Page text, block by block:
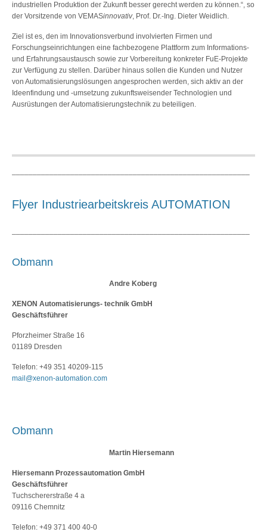
industriellen Produktion der Zukunft besser gerecht werden zu können.“, so
der Vorsitzende von VEMASinnovativ, Prof. Dr.-Ing. Dieter Weidlich.
Ziel ist es, den im Innovationsverbund involvierten Firmen und
Forschungseinrichtungen eine fachbezogene Plattform zum Informations-
und Erfahrungsaustausch sowie zur Vorbereitung konkreter FuE-Projekte
zur Verfügung zu stellen. Darüber hinaus sollen die Kunden und Nutzer
von Automatisierungslösungen angesprochen werden, sich aktiv an der
Ideenfindung und -umsetzung zukunftsweisender Technologien und
Ausrüstungen der Automatisierungstechnik zu beteiligen.
Flyer Industriearbeitskreis AUTOMATION
Obmann
Andre Koberg
XENON Automatisierungs- technik GmbH
Geschäftsführer
Pforzheimer Straße 16
01189 Dresden
Telefon: +49 351 40209-115
mail@xenon-automation.com
Obmann
Martin Hiersemann
Hiersemann Prozessautomation GmbH
Geschäftsführer
Tuchschererstraße 4 a
09116 Chemnitz
Telefon: +49 371 400 40-0